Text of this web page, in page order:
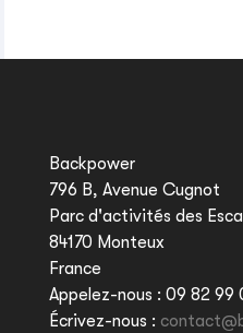
Backpower
796 B, Avenue Cugnot
Parc d'activités des
84170 Monteux
France
Appelez-nous : 09 82 99
Écrivez-nous :